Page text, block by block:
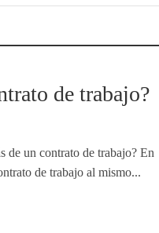
de trabajo?
de un contrato de trabajo? En
de trabajo al mismo...